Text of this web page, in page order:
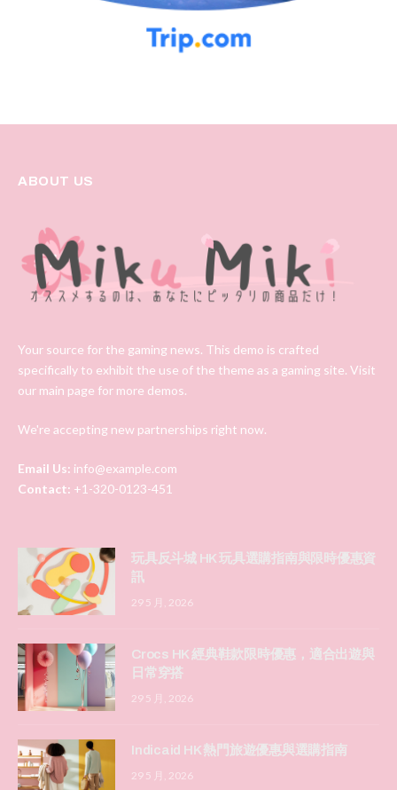
ABOUT US
Your source for the gaming news. This demo is crafted
specifically to exhibit the use of the theme as a gaming site. Visit
our main page for more demos.
We're accepting new partnerships right now.
Email Us: info@example.com
Contact: +1-320-0123-451
玩具反斗城 HK 玩具選購指南與限時優惠資
訊
29 5 月, 2026
Crocs HK 經典鞋款限時優惠，適合出遊與
日常穿搭
29 5 月, 2026
Indicaid HK 熱門旅遊優惠與選購指南
29 5 月, 2026